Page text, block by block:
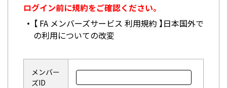
ログイン前に規約をご確認ください。
【 FA メンバーズサービス 利用規約 】日本国外で
の利用についての改変
メンバー
ズID